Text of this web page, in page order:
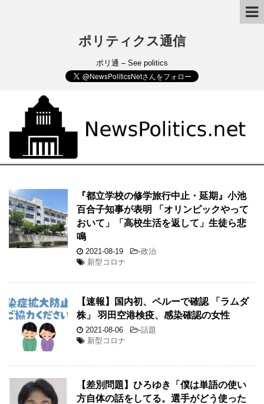
ポリティクス通信
ポリ通 – See politics
『都立学校の修学旅行中止・延期』小池
百合子知事が表明 「オリンピックやって
おいて」「高校生活を返して」生徒ら悲
鳴
2021-08-19 -政治
新型コロナ
【速報】国内初、ペルーで確認 「ラムダ
株」 羽田空港検疫、感染確認の女性
2021-08-06 -話題
新型コロナ
【差別問題】ひろゆき「僕は単語の使い
方自体の話をしてる。選手がどう使った